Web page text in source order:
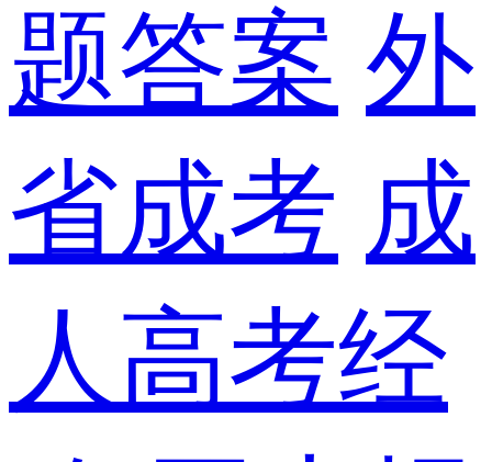
题答案 外
省成考 成
人高考经